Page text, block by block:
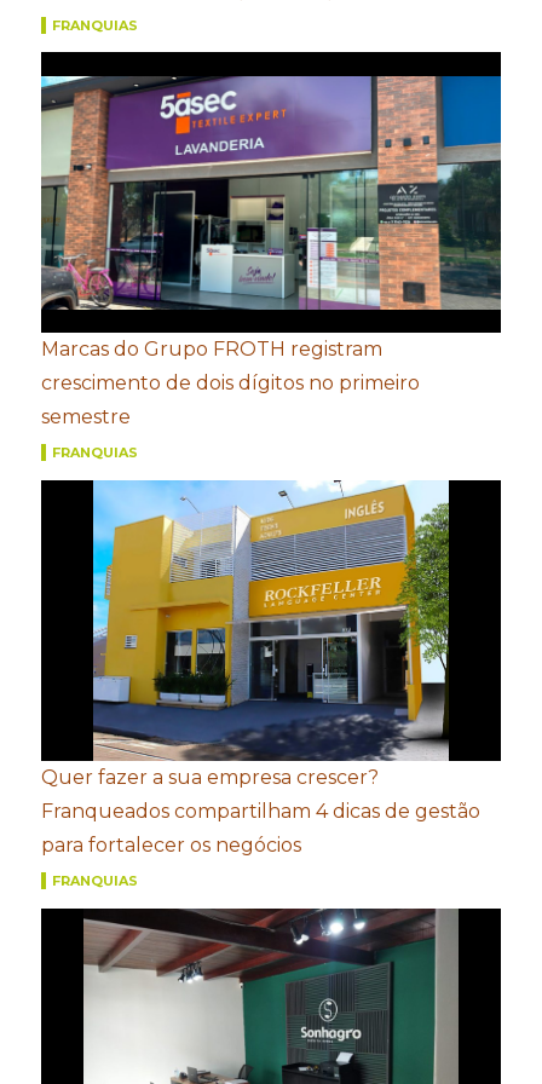
FRANQUIAS
Marcas do Grupo FROTH registram
crescimento de dois dígitos no primeiro
semestre
FRANQUIAS
Quer fazer a sua empresa crescer?
Franqueados compartilham 4 dicas de gestão
para fortalecer os negócios
FRANQUIAS